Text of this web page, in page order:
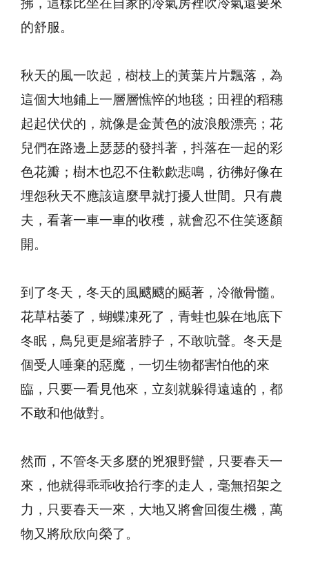
拂，這樣比坐在自家的冷氣房裡吹冷氣還要來
的舒服。
秋天的風一吹起，樹枝上的黃葉片片飄落，為
這個大地鋪上一層層憔悴的地毯；田裡的稻穗
起起伏伏的，就像是金黃色的波浪般漂亮；花
兒們在路邊上瑟瑟的發抖著，抖落在一起的彩
色花瓣；樹木也忍不住欷歔悲鳴，彷彿好像在
埋怨秋天不應該這麼早就打擾人世間。只有農
夫，看著一車一車的收穫，就會忍不住笑逐顏
開。
到了冬天，冬天的風颼颼的颳著，冷徹骨髓。
花草枯萎了，蝴蝶凍死了，青蛙也躲在地底下
冬眠，鳥兒更是縮著脖子，不敢吭聲。冬天是
個受人唾棄的惡魔，一切生物都害怕他的來
臨，只要一看見他來，立刻就躲得遠遠的，都
不敢和他做對。
然而，不管冬天多麼的兇狠野蠻，只要春天一
來，他就得乖乖收拾行李的走人，毫無招架之
力，只要春天一來，大地又將會回復生機，萬
物又將欣欣向榮了。